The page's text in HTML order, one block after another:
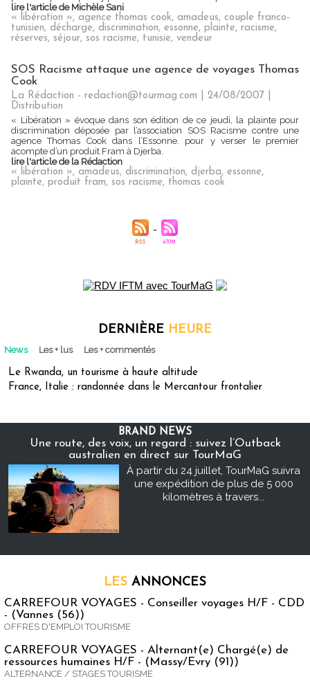
lire l'article de Michèle Sani
« libération », agence thomas cook, amadeus, couple franco-
tunisien, décharge, discrimination, essonne, plainte, racisme,
réserves, séjour, sos racisme, tunisie, vendeur
SOS Racisme attaque une agence de voyages Thomas
Cook
La Rédaction - redaction@tourmag.com | 24/08/2007
Distribution
« Libération » évoque dans son édition de ce jeudi, la plainte pour
discrimination déposée par l’association SOS Racisme contre une
agence Thomas Cook dans l’Essonne. pour y verser le premier
acompte d’un produit Fram à Djerba.
lire l'article de la Rédaction
« libération », amadeus, discrimination, djerba, essonne,
plainte, produit fram, sos racisme, thomas cook
DERNIÈRE HEURE
News Les + lus Les + commentés
Le Rwanda, un tourisme à haute altitude
France, Italie : randonnée dans le Mercantour frontalier
BRAND NEWS
Une route, des voix, un regard : suivez l’Outback
australien en direct sur TourMaG
À partir du 24 juillet, TourMaG suivra
une expédition de plus de 5 000
kilomètres à travers...
LES ANNONCES
CARREFOUR VOYAGES - Conseiller voyages H/F - CDD
- (Vannes (56))
OFFRES D'EMPLOI TOURISME
CARREFOUR VOYAGES - Alternant(e) Chargé(e) de
ressources humaines H/F - (Massy/Evry (91))
ALTERNANCE / STAGES TOURISME